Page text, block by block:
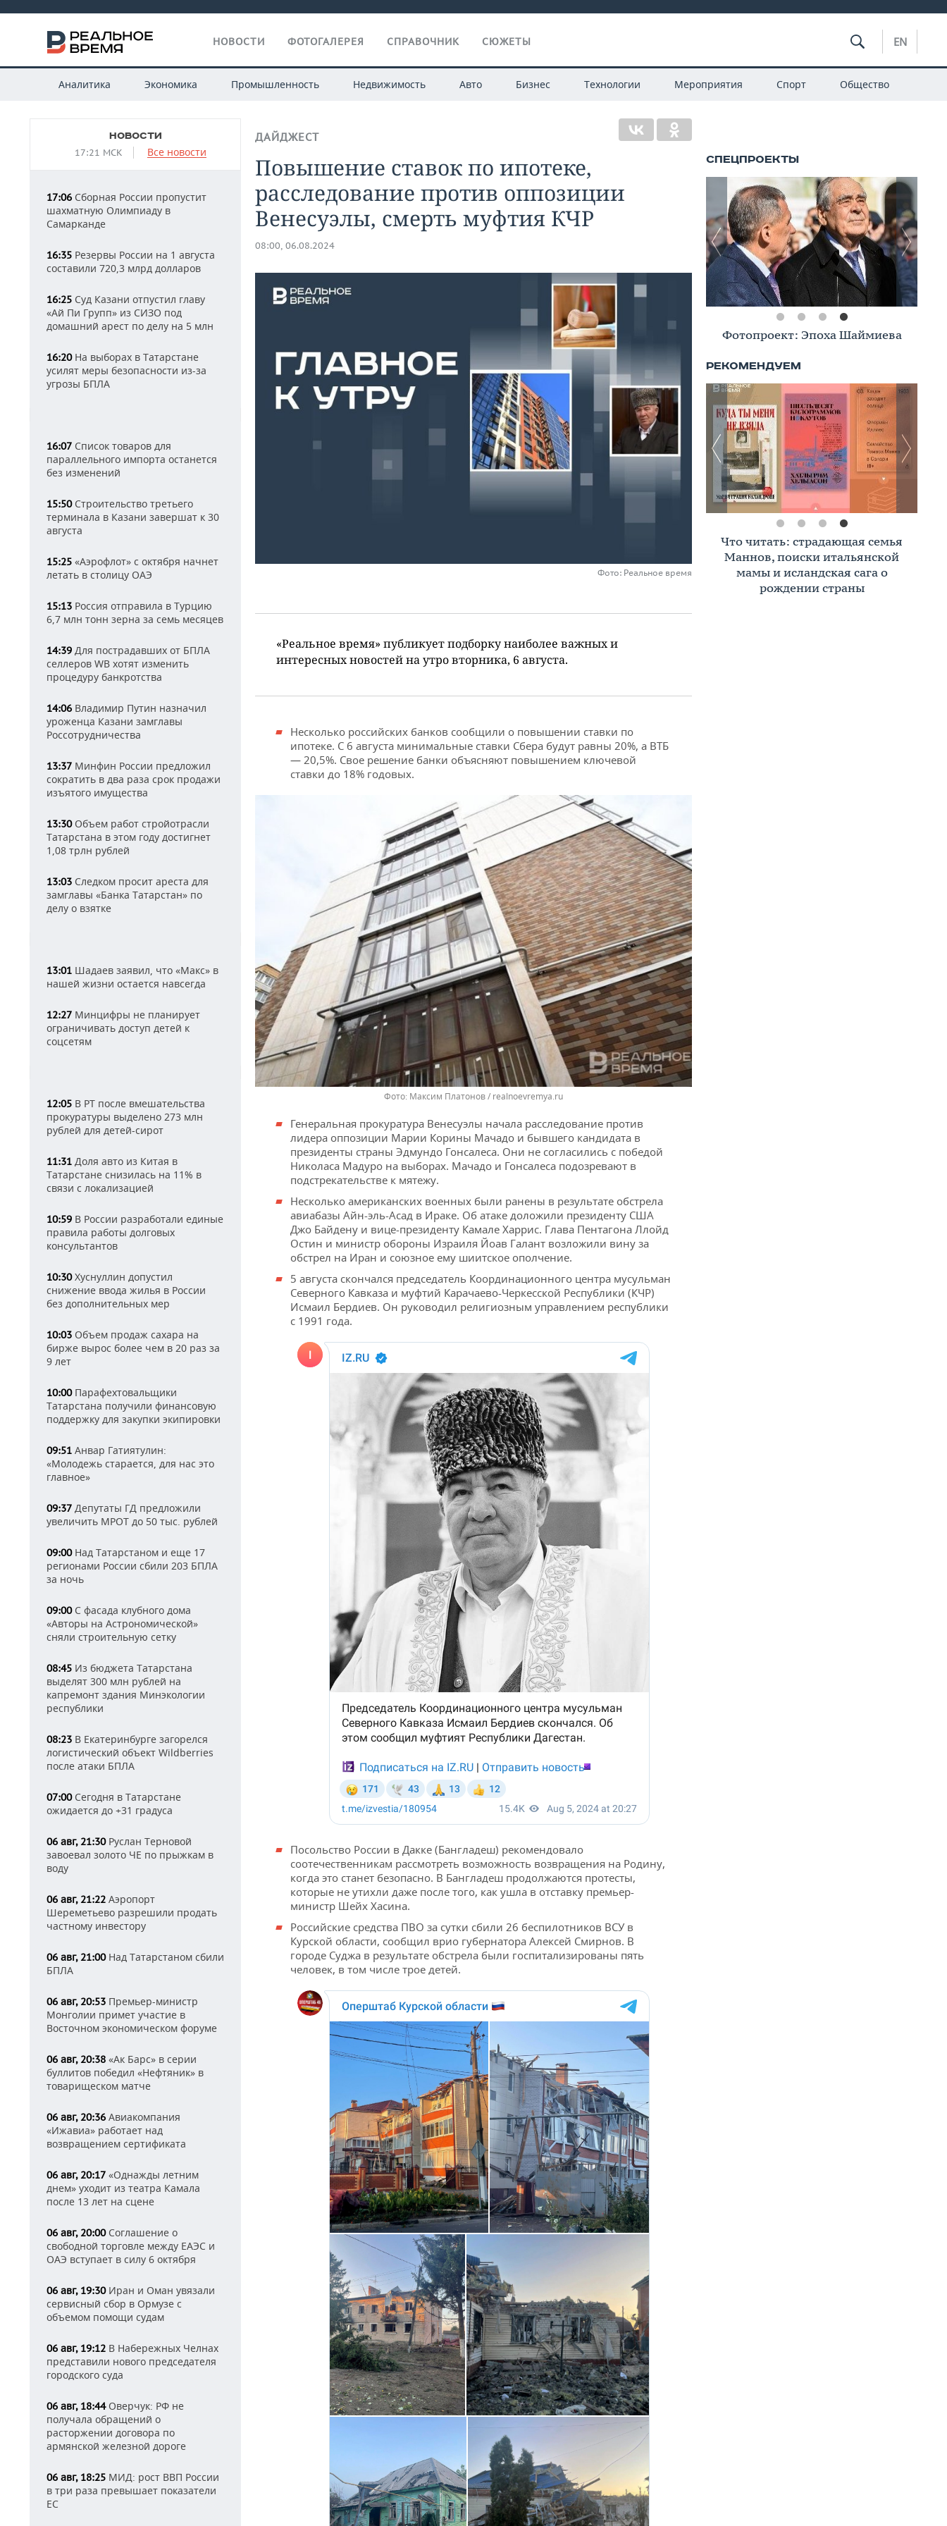
НОВОСТИ ФОТОГАЛЕРЕЯ СПРАВОЧНИК СЮЖЕТЫ EN
Аналитика Экономика Промышленность Недвижимость Авто Бизнес Технологии Мероприятия Спорт Общество
НОВОСТИ
17:21 МСК Все новости
17:06 Сборная России пропустит
шахматную Олимпиаду в
Самарканде
16:35 Резервы России на 1 августа
составили 720,3 млрд долларов
16:25 Суд Казани отпустил главу
«Ай Пи Групп» из СИЗО под
домашний арест по делу на 5 млн
16:20На выборах в Татарстане
усилят меры безопасности из-за
угрозы БПЛА
16:07 Список товаров для
параллельного импорта останется
без изменений
15:50Строительство третьего
терминала в Казани завершат к 30
августа
15:25 «Аэрофлот» с октября начнет
летать в столицу ОАЭ
15:13 Россия отправила в Турцию
6,7 млн тонн зерна за семь месяцев
14:39 Для пострадавших от БПЛА
селлеров WB хотят изменить
процедуру банкротства
14:06 Владимир Путин назначил
уроженца Казани замглавы
Россотрудничества
13:37 Минфин России предложил
сократить в два раза срок продажи
изъятого имущества
13:30Объем работ стройотрасли
Татарстана в этом году достигнет
1,08 трлн рублей
13:03 Следком просит ареста для
замглавы «Банка Татарстан» по
делу о взятке
13:01 Шадаев заявил, что «Макс» в
нашей жизни остается навсегда
12:27 Минцифры не планирует
ограничивать доступ детей к
соцсетям
12:05 В РТ после вмешательства
прокуратуры выделено 273 млн
рублей для детей-сирот
11:31 Доля авто из Китая в
Татарстане снизилась на 11% в
связи с локализацией
10:59 В России разработали единые
правила работы долговых
консультантов
10:30Хуснуллин допустил
снижение ввода жилья в России
без дополнительных мер
10:03 Объем продаж сахара на
бирже вырос более чем в 20 раз за
9 лет
10:00Парафехтовальщики
Татарстана получили финансовую
поддержку для закупки экипировки
09:51 Анвар Гатиятулин:
«Молодежь старается, для нас это
главное»
09:37 Депутаты ГД предложили
увеличить МРОТ до 50 тыс. рублей
09:00Над Татарстаном и еще 17
регионами России сбили 203 БПЛА
за ночь
09:00С фасада клубного дома
«Авторы на Астрономической»
сняли строительную сетку
08:45 Из бюджета Татарстана
выделят 300 млн рублей на
капремонт здания Минэкологии
республики
08:23 В Екатеринбурге загорелся
логистический объект Wildberries
после атаки БПЛА
07:00Сегодня в Татарстане
ожидается до +31 градуса
06 авг, 21:30Руслан Терновой
завоевал золото ЧЕ по прыжкам в
воду
06 авг, 21:22 Аэропорт
Шереметьево разрешили продать
частному инвестору
06 авг, 21:00Над Татарстаном сбили
БПЛА
06 авг, 20:53 Премьер-министр
Монголии примет участие в
Восточном экономическом форуме
06 авг, 20:38 «Ак Барс» в серии
буллитов победил «Нефтяник» в
товарищеском матче
06 авг, 20:36 Авиакомпания
«Ижавиа» работает над
возвращением сертификата
06 авг, 20:17 «Однажды летним
днем» уходит из театра Камала
после 13 лет на сцене
06 авг, 20:00Соглашение о
свободной торговле между ЕАЭС и
ОАЭ вступает в силу 6 октября
06 авг, 19:30Иран и Оман увязали
сервисный сбор в Ормузе с
объемом помощи судам
06 авг, 19:12 В Набережных Челнах
представили нового председателя
городского суда
06 авг, 18:44Оверчук: РФ не
получала обращений о
расторжении договора по
армянской железной дороге
06 авг, 18:25 МИД: рост ВВП России
в три раза превышает показатели
ЕС
ДАЙДЖЕСТ
Повышение ставок по ипотеке,
расследование против оппозиции
Венесуэлы, смерть муфтия КЧР
08:00, 06.08.2024
Фото: Реальное время
«Реальное время» публикует подборку наиболее важных и
интересных новостей на утро вторника, 6 августа.
Несколько российских банков сообщили о повышении ставки по
ипотеке. С 6 августа минимальные ставки Сбера будут равны 20%, а ВТБ
— 20,5%. Свое решение банки объясняют повышением ключевой
ставки до 18% годовых.
Максим Платонов / realnoevremya.ru
Генеральная прокуратура Венесуэлы начала расследование против
лидера оппозиции Марии Корины Мачадо и бывшего кандидата в
президенты страны Эдмундо Гонсалеса. Они не согласились с победой
Николаса Мадуро на выборах. Мачадо и Гонсалеса подозревают в
подстрекательстве к мятежу.
Несколько американских военных были ранены в результате обстрела
авиабазы Айн-эль-Асад в Ираке. Об атаке доложили президенту США
Джо Байдену и вице-президенту Камале Харрис. Глава Пентагона Ллойд
Остин и министр обороны Израиля Йоав Галант возложили вину за
обстрел на Иран и союзное ему шиитское ополчение.
5 августа скончался председатель Координационного центра мусульман
Северного Кавказа и муфтий Карачаево-Черкесской Республики (КЧР)
Исмаил Бердиев. Он руководил религиозным управлением республики
с 1991 года.
Посольство России в Дакке (Бангладеш) рекомендовало
соотечественникам рассмотреть возможность возвращения на Родину,
когда это станет безопасно. В Бангладеш продолжаются протесты,
которые не утихли даже после того, как ушла в отставку премьер-
министр Шейх Хасина.
Российские средства ПВО за сутки сбили 26 беспилотников ВСУ в
Курской области, сообщил врио губернатора Алексей Смирнов. В
городе Суджа в результате обстрела были госпитализированы пять
человек, в том числе трое детей.
Фотопроект: Эпоха Шаймиева
Что читать: страдающая семья
Маннов, поиски итальянской
мамы и исландская сага о
рождении страны